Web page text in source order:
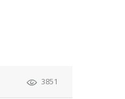
3851